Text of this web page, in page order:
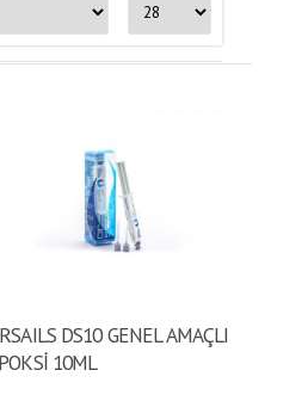
DS10 GENEL AMAÇLI
10ML